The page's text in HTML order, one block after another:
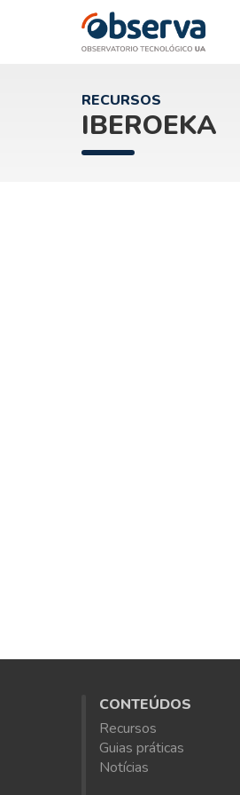
RECURSOS
IBEROEKA
CONTEÚDOS
Recursos
Guias práticas
Notícias